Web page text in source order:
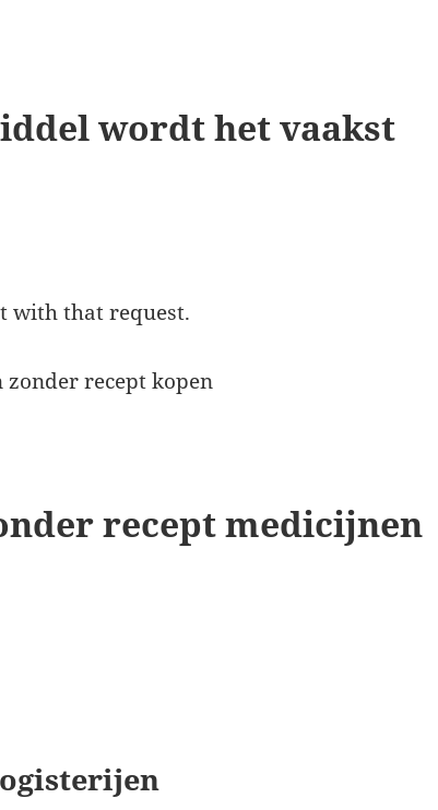
wordt het vaakst
with that request.
recept medicijnen